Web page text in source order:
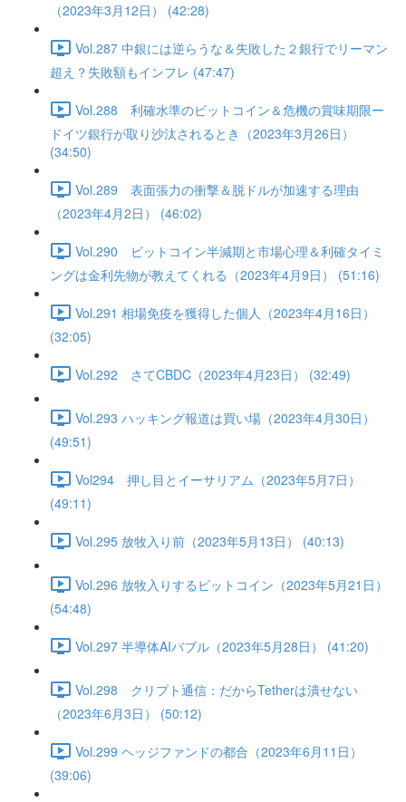
（2023年3月12日） (42:28)
Vol.287 中銀には逆らうな＆失敗した２銀行でリーマン
超え？失敗額もインフレ (47:47)
Vol.288 利確水準のビットコイン＆危機の賞味期限ー
ドイツ銀行が取り沙汰されるとき（2023年3月26日）
(34:50)
Vol.289 表面張力の衝撃＆脱ドルが加速する理由
（2023年4月2日） (46:02)
Vol.290 ビットコイン半減期と市場心理＆利確タイミ
ングは金利先物が教えてくれる（2023年4月9日） (51:16)
Vol.291 相場免疫を獲得した個人（2023年4月16日）
(32:05)
Vol.292 さてCBDC（2023年4月23日） (32:49)
Vol.293 ハッキング報道は買い場（2023年4月30日）
(49:51)
Vol294 押し目とイーサリアム（2023年5月7日）
(49:11)
Vol.295 放牧入り前（2023年5月13日） (40:13)
Vol.296 放牧入りするビットコイン（2023年5月21日）
(54:48)
Vol.297 半導体AIバブル（2023年5月28日） (41:20)
Vol.298 クリプト通信：だからTetherは潰せない
（2023年6月3日） (50:12)
Vol.299 ヘッジファンドの都合（2023年6月11日）
(39:06)